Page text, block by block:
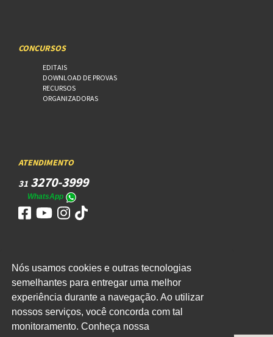
Nós usamos cookies e outras tecnologias
semelhantes para entregar uma melhor
experiência durante a navegação. Ao utilizar
nossos serviços, você concorda com tal
monitoramento. Conheça nossa
CONCURSOS
EDITAIS
DOWNLOAD DE PROVAS
RECURSOS
ORGANIZADORAS
ATENDIMENTO
31 3270-3999
WhatsApp
ACESSO
WEBMAIL